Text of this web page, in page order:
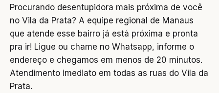
Procurando desentupidora mais próxima de você
no Vila da Prata? A equipe regional de Manaus
que atende esse bairro já está próxima e pronta
pra ir! Ligue ou chame no Whatsapp, informe o
endereço e chegamos em menos de 20 minutos.
Atendimento imediato em todas as ruas do Vila da
Prata.